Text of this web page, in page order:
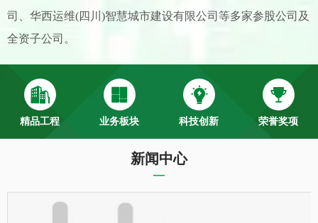
司、华西运维(四川)智慧城市建设有限公司等多家参股公司 及
全资子公司。
精品工程 业务板块 科技创新 荣誉奖项
新闻中心
—